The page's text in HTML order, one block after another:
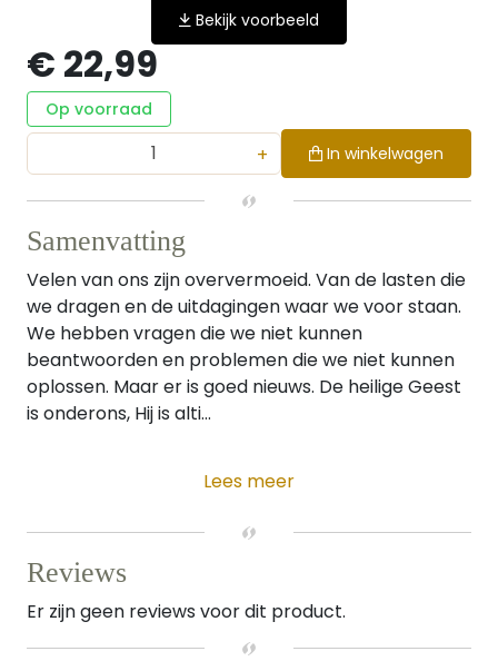
Bekijk voorbeeld
€ 22,99
Op voorraad
+ In winkelwagen
Samenvatting
Velen van ons zijn oververmoeid. Van de lasten die
we dragen en de uitdagingen waar we voor staan.
We hebben vragen die we niet kunnen
beantwoorden en problemen die we niet kunnen
oplossen. Maar er is goed nieuws. De heilige Geest
is onderons, Hij is alti...
Lees meer
Reviews
Er zijn geen reviews voor dit product.